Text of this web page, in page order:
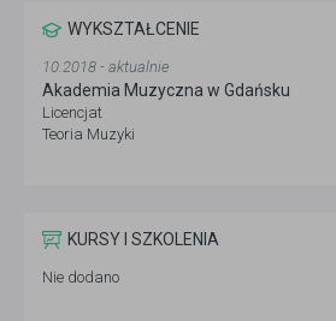
WYKSZTAŁCENIE
10.2018 - aktualnie
Akademia Muzyczna w Gdańsku
Licencjat
Teoria Muzyki
KURSY I SZKOLENIA
Nie dodano